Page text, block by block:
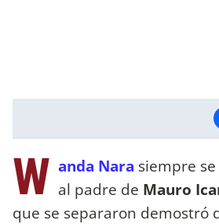
W anda Nara siempre
al padre de Mauro
que se separaron demostró